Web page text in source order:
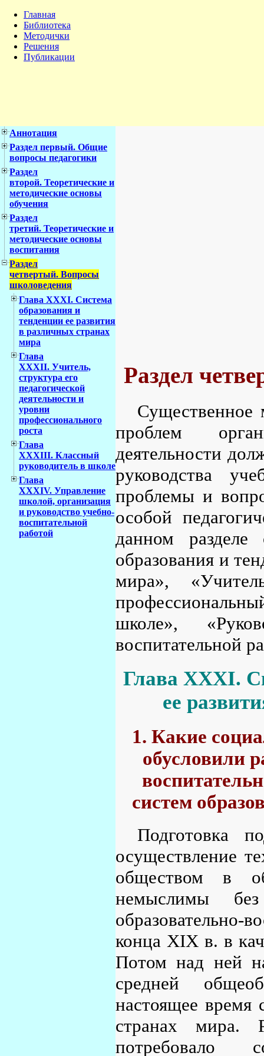
Главная
Библиотека
Методички
Решения
Публикации
Аннотация
Раздел первый. Общие
вопросы педагогики
Раздел
второй. Теоретические и
методические основы
обучения
Раздел
третий. Теоретические и
методические основы
воспитания
Раздел
четвертый. Вопросы
школоведения
Глава XXXI. Система
образования и
тенденции ее развития
в различных странах
мира
Глава
XXXII. Учитель,
структура его
педагогической
деятельности и
уровни
профессионального
роста
Глава
XXXIII. Классный
руководитель в школе
Глава
XXXIV. Управление
школой, организация
и руководство учебно-
воспитательной
работой
Раздел
Существенное
проблем
деятельности
руководства
проблемы и
особой
данном
образования и
мира»,
школе»,
воспитательной
Глава XXXI.
ее
1. Какие
обусловили
систем
Подготовка
осуществление
обществом в
немыслимы без
образовательно-
конца XIX в. в
Потом над ней
средней
настоящее время
странах мира.
потребовало